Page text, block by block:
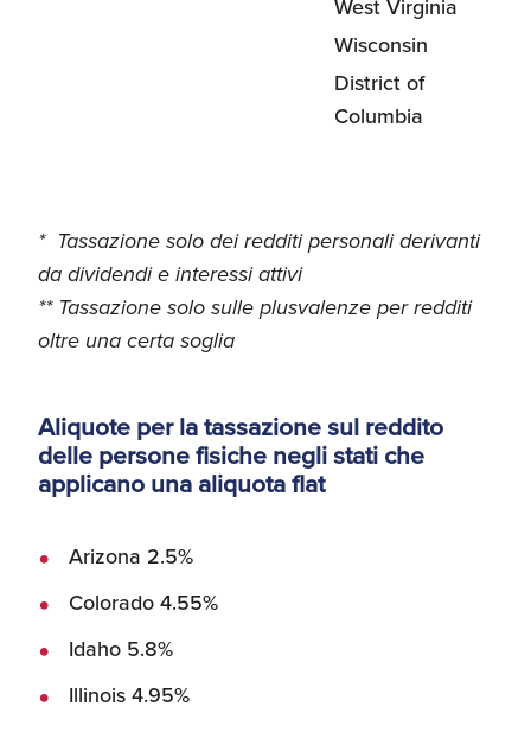
West Virginia
Wisconsin
District of
Columbia
* Tassazione solo dei redditi personali derivanti
da dividendi e interessi attivi
** Tassazione solo sulle plusvalenze per redditi
oltre una certa soglia
Aliquote per la tassazione sul reddito
delle persone fisiche negli stati che
applicano una aliquota flat
Arizona 2.5%
Colorado 4.55%
Idaho 5.8%
Illinois 4.95%